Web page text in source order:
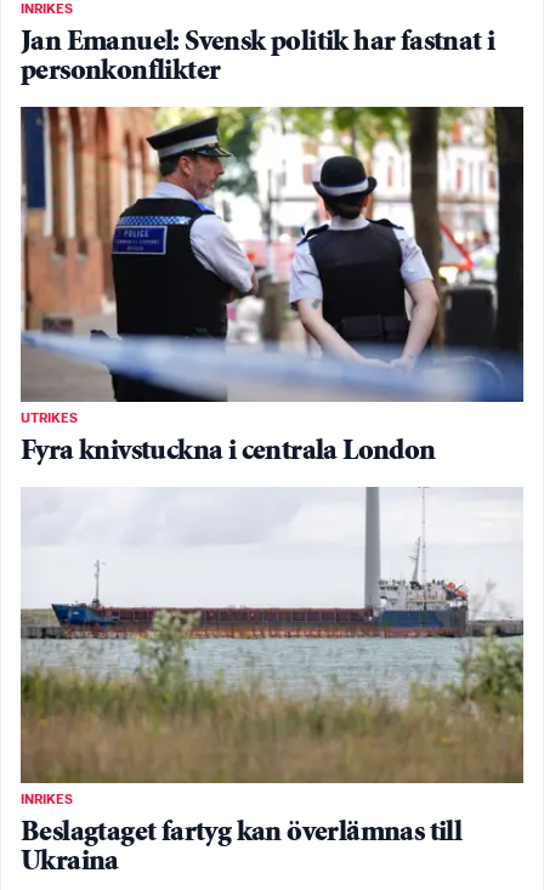
INRIKES
Jan Emanuel: Svensk politik har fastnat i
personkonflikter
UTRIKES
Fyra knivstuckna i centrala London
INRIKES
Beslagtaget fartyg kan överlämnas till
Ukraina